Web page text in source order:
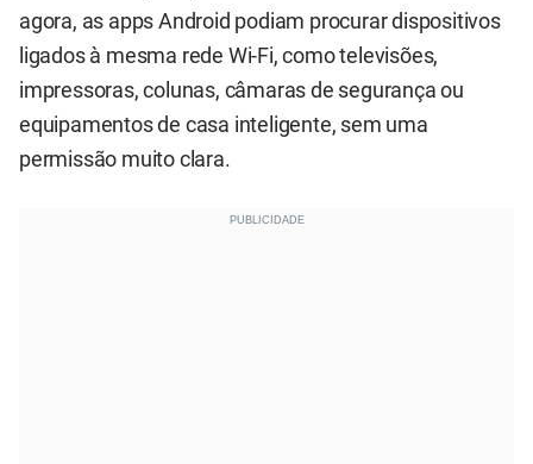
agora, as apps Android podiam procurar dispositivos
ligados à mesma rede Wi-Fi, como televisões,
impressoras, colunas, câmaras de segurança ou
equipamentos de casa inteligente, sem uma
permissão muito clara.